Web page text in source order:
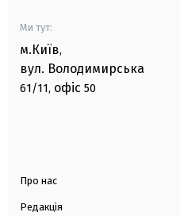
Ми тут:
м.Київ,
вул. Володимирська
61/11, офіс 50
Про нас
Редакція